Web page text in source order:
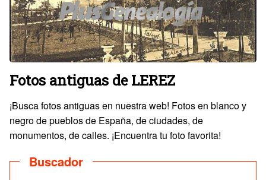
Fotos antiguas de LEREZ
¡Busca fotos antiguas en nuestra web! Fotos en blanco y
negro de pueblos de España, de ciudades, de
monumentos, de calles. ¡Encuentra tu foto favorita!
Buscador